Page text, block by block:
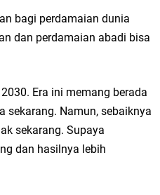
bagi perdamaian dunia
dan perdamaian abadi bisa
Era ini memang berada
sekarang. Namun, sebaiknya
sekarang. Supaya
dan hasilnya lebih